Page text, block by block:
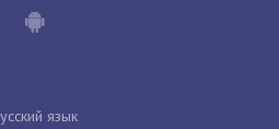
язык